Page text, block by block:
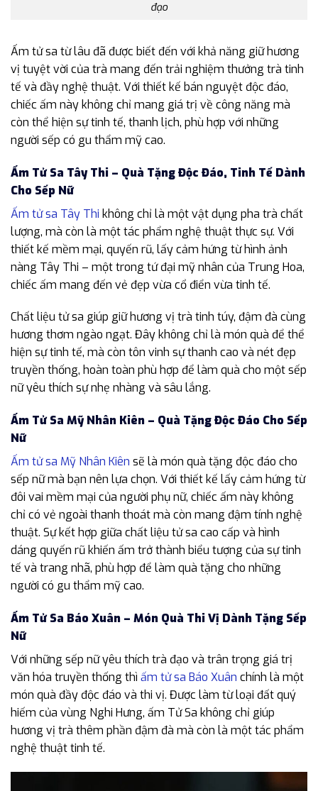
đạo
Ấm tử sa từ lâu đã được biết đến với khả năng giữ hương
vị tuyệt vời của trà mang đến trải nghiệm thưởng trà tinh
tế và đầy nghệ thuật. Với thiết kế bán nguyệt độc đáo,
chiếc ấm này không chỉ mang giá trị về công năng mà
còn thể hiện sự tinh tế, thanh lịch, phù hợp với những
người sếp có gu thẩm mỹ cao.
Ấm Tử Sa Tây Thi – Quà Tặng Độc Đáo, Tinh Tế Dành
Cho Sếp Nữ
Ấm tử sa Tây Thi không chỉ là một vật dụng pha trà chất
lượng, mà còn là một tác phẩm nghệ thuật thực sự. Với
thiết kế mềm mại, quyến rũ, lấy cảm hứng từ hình ảnh
nàng Tây Thi – một trong tứ đại mỹ nhân của Trung Hoa,
chiếc ấm mang đến vẻ đẹp vừa cổ điển vừa tinh tế.
Chất liệu tử sa giúp giữ hương vị trà tinh túy, đậm đà cùng
hương thơm ngào ngạt. Đây không chỉ là món quà để thể
hiện sự tinh tế, mà còn tôn vinh sự thanh cao và nét đẹp
truyền thống, hoàn toàn phù hợp để làm quà cho một sếp
nữ yêu thích sự nhẹ nhàng và sâu lắng.
Ấm Tử Sa Mỹ Nhân Kiên – Quà Tặng Độc Đáo Cho Sếp
Nữ
Ấm tử sa Mỹ Nhân Kiên sẽ là món quà tặng độc đáo cho
sếp nữ mà bạn nên lựa chọn. Với thiết kế lấy cảm hứng từ
đôi vai mềm mại của người phụ nữ, chiếc ấm này không
chỉ có vẻ ngoài thanh thoát mà còn mang đậm tính nghệ
thuật. Sự kết hợp giữa chất liệu tử sa cao cấp và hình
dáng quyến rũ khiến ấm trở thành biểu tượng của sự tinh
tế và trang nhã, phù hợp để làm quà tặng cho những
người có gu thẩm mỹ cao.
Ấm Tử Sa Báo Xuân – Món Quà Thi Vị Dành Tặng Sếp
Nữ
Với những sếp nữ yêu thích trà đạo và trân trọng giá trị
văn hóa truyền thống thì ấm tử sa Báo Xuân chính là một
món quà đầy độc đáo và thi vị. Được làm từ loại đất quý
hiếm của vùng Nghi Hưng, ấm Tử Sa không chỉ giúp
hương vị trà thêm phần đậm đà mà còn là một tác phẩm
nghệ thuật tinh tế.